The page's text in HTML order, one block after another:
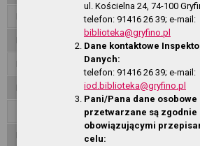
RODO - klauzula informacyjna
Dane teleadresowe
Zadania i kompetencje
Regulamin Biblioteki
ul. Kościelna 24, 74-100
telefon: 91416 26 39; e-mail:
biblioteka@gryfino.pl
Dane kontaktowe
Danych:
telefon: 91416 26 39; e-mail:
iod.biblioteka@gryfino.pl
Pani/Pana dane osobowe
przetwarzane są zgodnie
obowiązującymi
celu: